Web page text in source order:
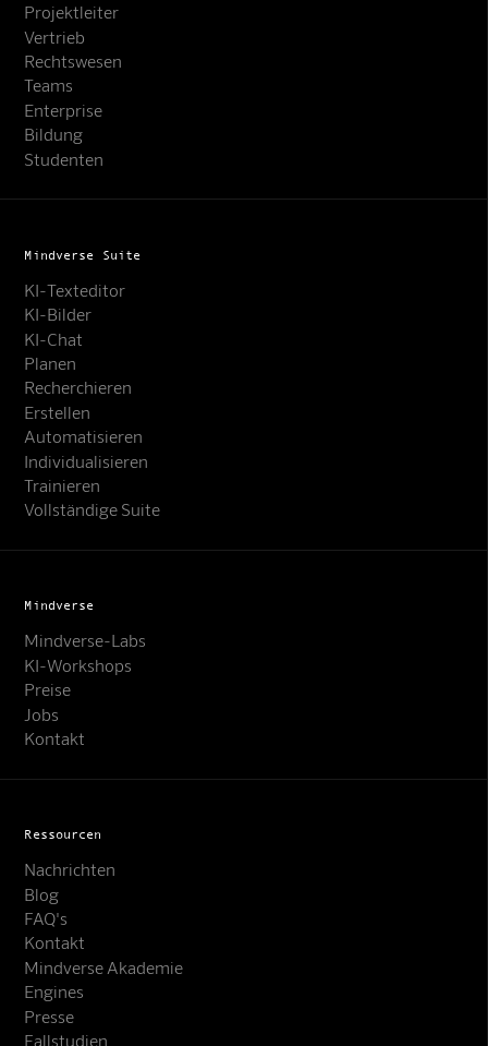
Online · KI-Assistent
Projektleiter
Vertrieb
Rechtswesen
Teams
Enterprise
Bildung
Studenten
Mindverse Suite
KI-Texteditor
KI-Bilder
KI-Chat
Planen
Recherchieren
Erstellen
Automatisieren
Individualisieren
Trainieren
Vollständige Suite
Mindverse
Mindverse-Labs
KI-Workshops
Preise
Jobs
Kontakt
Ressourcen
Nachrichten
Blog
FAQ's
Kontakt
Mindverse Akademie
Engines
Presse
Fallstudien